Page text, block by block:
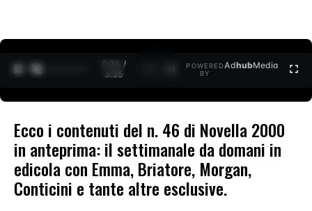
0:28 /
3:35
POWERED
BY
AdhubMedia
Ecco i contenuti del n. 46 di Novella 2000
in anteprima: il settimanale da domani in
edicola con Emma, Briatore, Morgan,
Conticini e tante altre esclusive.